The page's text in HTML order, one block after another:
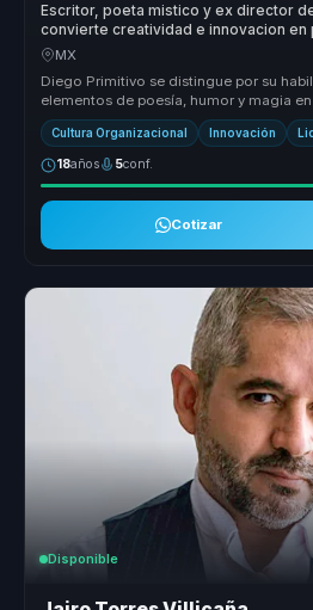
Escritor, poeta mistico y ex director
convierte creatividad e innovacion
cohesion para organizaciones y
MX
Diego Primitivo se distingue por su
elementos de poesía, humor y magia
creando experiencias ...
Cultura Organizacional Innovación
18años 5conf.
Cotizar
Disponible